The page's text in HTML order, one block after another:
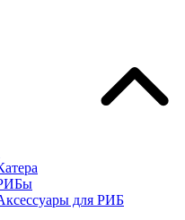
для РИБ